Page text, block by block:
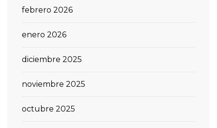
febrero 2026
enero 2026
diciembre 2025
noviembre 2025
octubre 2025